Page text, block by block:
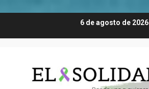
6 de agosto de 2026